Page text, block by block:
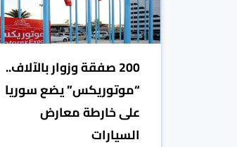
200 صفقة وزوار بالآلاف..
“موتوريكس” يضع سوريا
على خارطة معارض
السيارات